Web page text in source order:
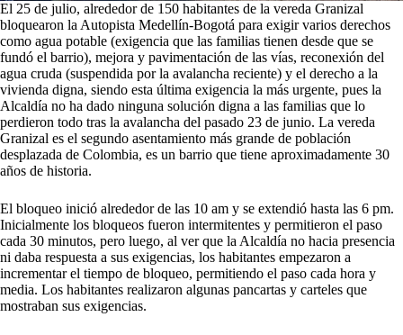
El 25 de julio, alrededor de 150 habitantes de la vereda Granizal
bloquearon la Autopista Medellín-Bogotá para exigir varios derechos
como agua potable (exigencia que las familias tienen desde que se
fundó el barrio), mejora y pavimentación de las vías, reconexión del
agua cruda (suspendida por la avalancha reciente) y el derecho a la
vivienda digna, siendo esta última exigencia la más urgente, pues la
Alcaldía no ha dado ninguna solución digna a las familias que lo
perdieron todo tras la avalancha del pasado 23 de junio. La vereda
Granizal es el segundo asentamiento más grande de población
desplazada de Colombia, es un barrio que tiene aproximadamente 30
años de historia.
El bloqueo inició alrededor de las 10 am y se extendió hasta las 6 pm.
Inicialmente los bloqueos fueron intermitentes y permitieron el paso
cada 30 minutos, pero luego, al ver que la Alcaldía no hacia presencia
ni daba respuesta a sus exigencias, los habitantes empezaron a
incrementar el tiempo de bloqueo, permitiendo el paso cada hora y
media. Los habitantes realizaron algunas pancartas y carteles que
mostraban sus exigencias.